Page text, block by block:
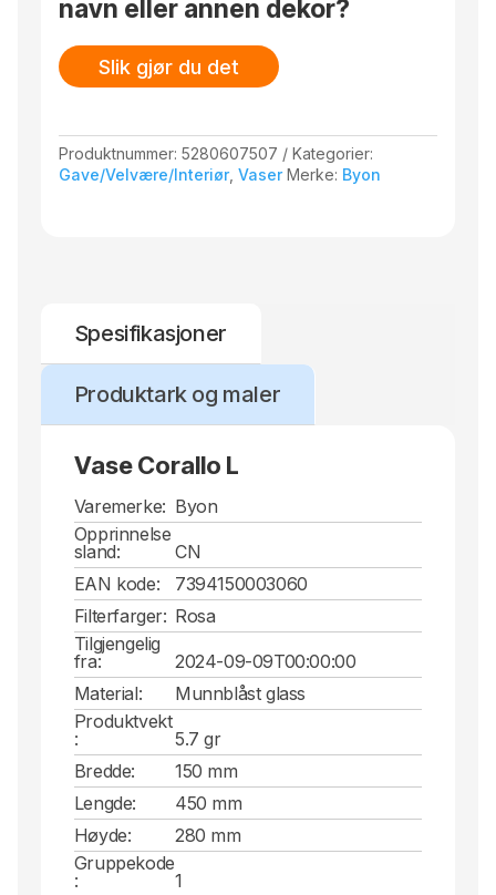
navn eller annen dekor?
Slik gjør du det
Produktnummer:5280607507
Kategorier:
Gave/Velvære/Interiør,Vaser Merke: Byon
Spesifikasjoner
Produktark og maler
Vase Corallo L
Varemerke: Byon
Opprinnelse
sland:
CN
EAN kode:
7394150003060
Filterfarger: Rosa
Tilgjengelig
fra:
2024-09-09T00:00:00
Material:
Munnblåst glass
Produktvekt
:
5.7 gr
Bredde:
150 mm
Lengde:
450 mm
Høyde:
280 mm
Gruppekode
:
1